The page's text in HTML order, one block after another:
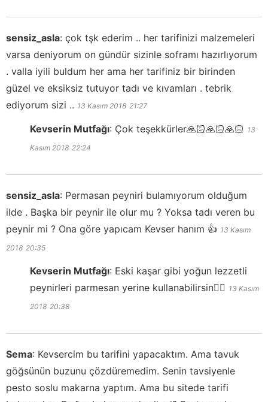
sensiz_asla: çok tşk ederim .. her tarifinizi malzemeleri
varsa deniyorum on gündür sizinle soframı hazırlıyorum
. valla iyili buldum her ama her tarifiniz bir birinden
güzel ve eksiksiz tutuyor tadı ve kıvamları . tebrik
ediyorum sizi .. 13 Kasım 2018 21:27
Kevserin Mutfağı: Çok teşekkürler🙏🏻🙏🏻🙏🏻 13
Kasım 2018 22:24
sensiz_asla: Permasan peyniri bulamıyorum olduğum
ilde . Başka bir peynir ile olur mu ? Yoksa tadı veren bu
peynir mi ? Ona göre yapıcam Kevser hanım 👍 13 Kasım
2018 20:35
Kevserin Mutfağı: Eski kaşar gibi yoğun lezzetli
peynirleri parmesan yerine kullanabilirsin👍🏻 13 Kasım
2018 20:38
Sema: Kevsercim bu tarifini yapacaktım. Ama tavuk
göğsünün buzunu çözdüremedim. Senin tavsiyenle
pesto soslu makarna yaptım. Ama bu sitede tarifi